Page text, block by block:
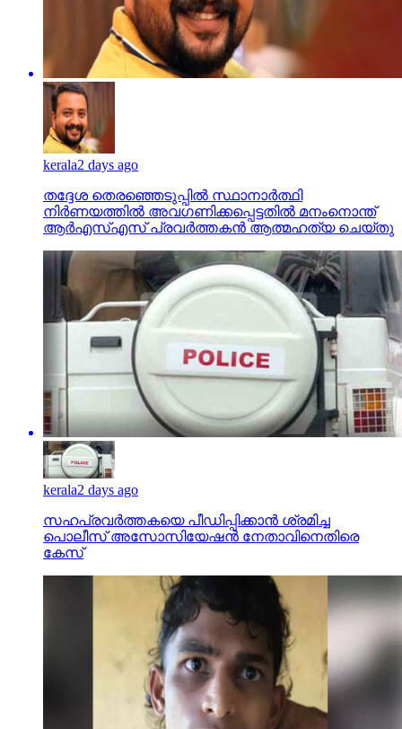
kerala2 days ago
തദ്ദേശ തെരഞ്ഞെടുപ്പില്‍ സ്ഥാനാര്‍ത്ഥി
നിര്‍ണയത്തില്‍ അവഗണിക്കപ്പെട്ടതില്‍ മനംനൊന്ത്
ആര്‍എസ്എസ് പ്രവര്‍ത്തകന്‍ ആത്മഹത്യ ചെയ്തു
kerala2 days ago
സഹപ്രവര്‍ത്തകയെ പീഡിപ്പിക്കാന്‍ ശ്രമിച്ച
പൊലീസ് അസോസിയേഷന്‍ നേതാവിനെതിരെ
കേസ്